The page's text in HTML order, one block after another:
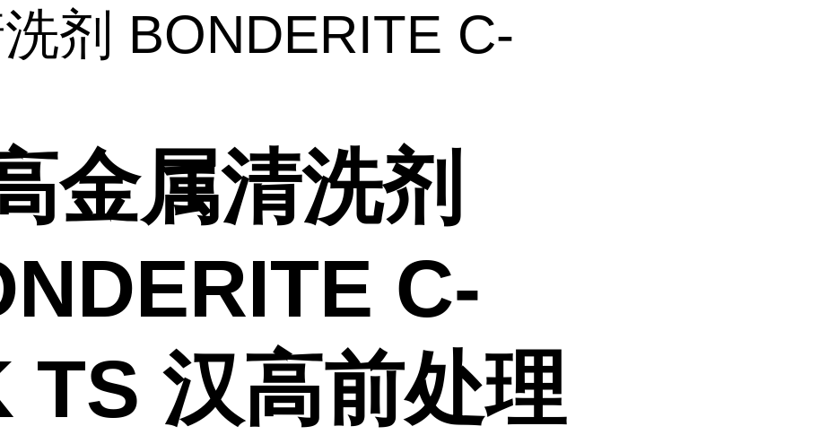
剂 BONDERITE C-
金属清洗剂
C-
TS 汉高前处理